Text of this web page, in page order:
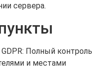
сервера.
GDPR: Полный контроль
и местами